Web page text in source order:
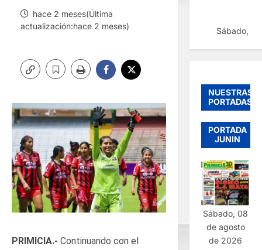
hace 2 meses(Última
actualización:hace 2 meses)
PRIMICIA.- Continuando con el
Sábado,
NUESTRAS
PORTADAS
PORTADA
JUNIN
Sábado, 08
de agosto
de 2026